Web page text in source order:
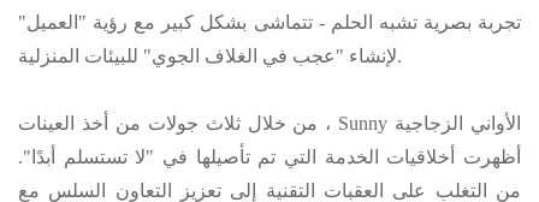
تجربة بصرية تشبه الحلم - تتماشى بشكل كبير مع رؤية "العميل"
لإنشاء "عجب في الغلاف الجوي" للبيئات المنزلية.
من خلال ثلاث جولات من أخذ العينات ،
Sunny الأواني الزجاجية
أظهرت أخلاقيات الخدمة التي تم تأصيلها في "لا تستسلم أبدًا".
من التغلب على العقبات التقنية إلى تعزيز التعاون السلس مع